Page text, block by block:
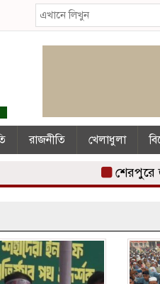
রাজনীতি খেলাধুলা
শেরপুরে